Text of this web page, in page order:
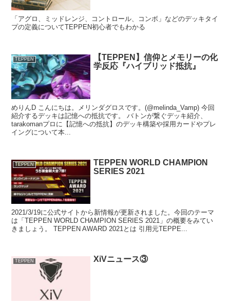
「アグロ、ミッドレンジ、コントロール、コンボ」などのデッキタイ
プの定義についてTEPPEN初心者でもわかる
TEPPEN
【TEPPEN】信仰とメモリーの化
学反応『ハイブリッド抵抗』
めりんD こんにちは。メリンダグロスです。(@melinda_Vamp) 今回
紹介するデッキは記憶への抵抗です。 バトンが繋ぐデッキ紹介、
tarakomanプロに【記憶への抵抗】のデッキ構築や採用カードやプレ
イングについて本...
TEPPEN
TEPPEN WORLD CHAMPION
SERIES 2021
2021/3/19に公式サイトから新情報が更新されました。今回のテーマ
は「TEPPEN WORLD CHAMPION SERIES 2021」の概要をみてい
きましょう。 TEPPEN AWARD 2021とは 引用元TEPPE...
TEPPEN XiVニュース③